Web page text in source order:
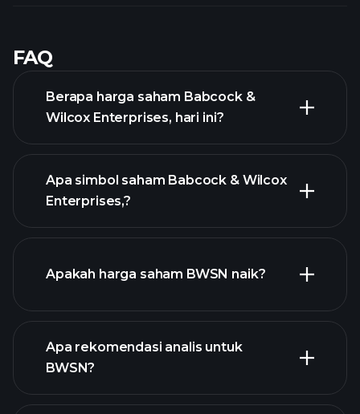
FAQ
Berapa harga saham Babcock &
Wilcox Enterprises, hari ini?
Apa simbol saham Babcock & Wilcox
Enterprises,?
Apakah harga saham BWSN naik?
Apa rekomendasi analis untuk
BWSN?